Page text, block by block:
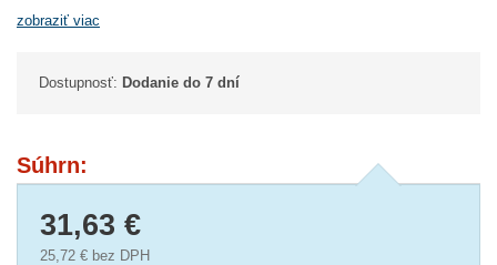
zobraziť viac
Dostupnosť: Dodanie do 7 dní
Súhrn:
31,63 €
25,72 € bez DPH